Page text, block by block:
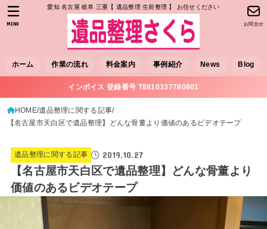
愛知 名古屋 岐阜 三重【 遺品整理 生前整理 】 お任せください
ホーム 作業の流れ 料金案内 事例紹介 News Blog
お問合せ
MENU
インボイス 登録番号 T8810337780801
HOME 遺品整理に関する記事
【名古屋市天白区で遺品整理】どんな骨董より価値のあるビデオテープ
遺品整理に関する記事 2019.10.27
【名古屋市天白区で遺品整理】どんな骨董より
価値のあるビデオテープ